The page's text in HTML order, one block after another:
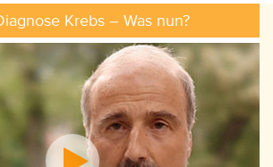
Krebs – Was nun?